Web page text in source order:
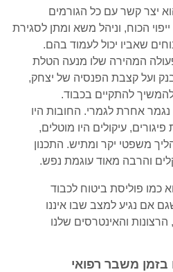
יצר קשר עם כל הגורמים
הכוח, וניהל משא ומתן לסגירת
שאביו יכול לעמוד בהם.
המהירה שלו מנעה הטלת
ועל קצבת הפנסיה של יצחק,
להתקיים בכבוד.
נגמר אחרת לגמרי. החובות היו
עיקולים היו מוטלים,
משפטי יקר ומתיש. התכנון
והרבה מאוד עוגמת נפש.
כמו פוליסת ביטוח לכבוד
אם נגיע למצב שבו איננו
הרצונות והאינטרסים שלנו